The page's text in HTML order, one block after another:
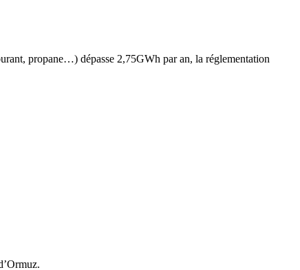
propane…) dépasse 2,75GWh par an, la réglementation